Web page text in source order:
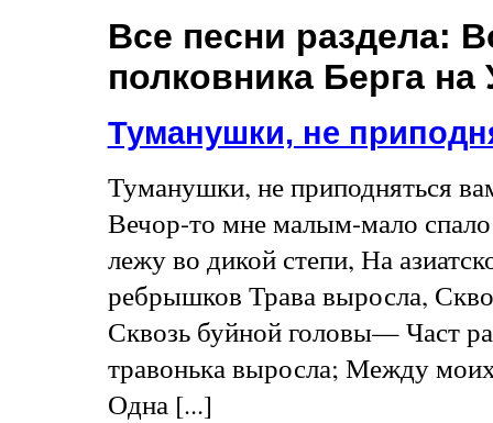
Все песни раздела:
полковника Берга на
Туманушки, не
Туманушки, не приподняться
Вечор-то мне малым-мало
лежу во дикой степи, На
ребрышков Трава выросла,
Сквозь буйной головы— Част
травонька выросла; Между
Одна [...]